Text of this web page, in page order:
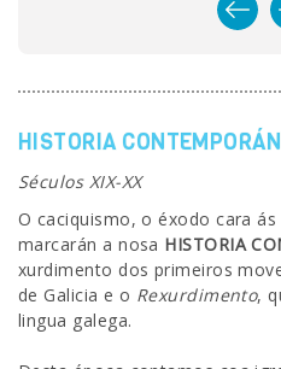
HISTORIA
Séculos XIX-XX
O caciquismo, o éxodo cara
marcarán a nosa HISTORIA
xurdimento dos primeiros
de Galicia e o Rexurdimento,
lingua galega.